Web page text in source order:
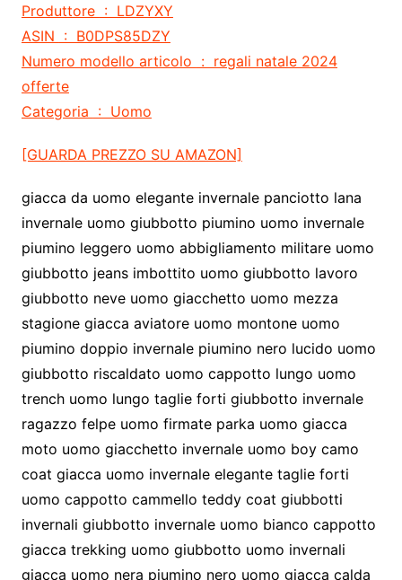
Produttore ‏ : ‎ LDZYXY
ASIN ‏ : ‎ B0DPS85DZY
Numero modello articolo ‏ : ‎ regali natale 2024
offerte
Categoria ‏ : ‎ Uomo
[GUARDA PREZZO SU AMAZON]
giacca da uomo elegante invernale panciotto lana
invernale uomo giubbotto piumino uomo invernale
piumino leggero uomo abbigliamento militare uomo
giubbotto jeans imbottito uomo giubbotto lavoro
giubbotto neve uomo giacchetto uomo mezza
stagione giacca aviatore uomo montone uomo
piumino doppio invernale piumino nero lucido uomo
giubbotto riscaldato uomo cappotto lungo uomo
trench uomo lungo taglie forti giubbotto invernale
ragazzo felpe uomo firmate parka uomo giacca
moto uomo giacchetto invernale uomo boy camo
coat giacca uomo invernale elegante taglie forti
uomo cappotto cammello teddy coat giubbotti
invernali giubbotto invernale uomo bianco cappotto
giacca trekking uomo giubbotto uomo invernali
giacca uomo nera piumino nero uomo giacca calda